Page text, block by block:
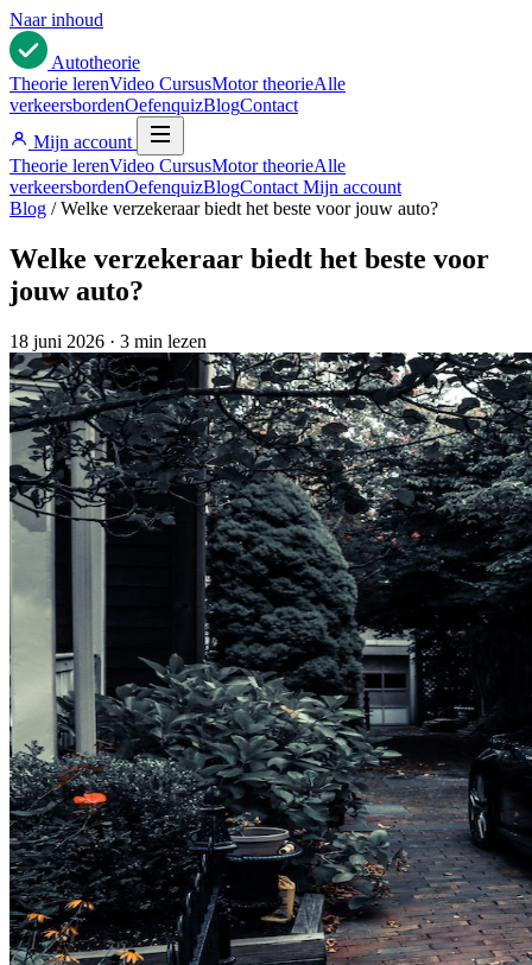
Naar inhoud
Autotheorie
Theorie lerenVideo CursusMotor theorieAlle
verkeersbordenOefenquizBlogContact
Mijn account
Theorie lerenVideo CursusMotor theorieAlle
verkeersbordenOefenquizBlogContact Mijn account
Blog / Welke verzekeraar biedt het beste voor jouw auto?
Welke verzekeraar biedt het beste voor
jouw auto?
18 juni 2026 · 3 min lezen